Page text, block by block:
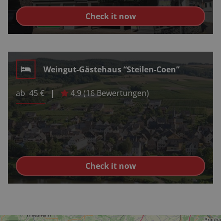
Check it now
Weingut-Gästehaus “Steilen-Coen”
ab 45€ | 4.9(16Bewertungen)
Check it now